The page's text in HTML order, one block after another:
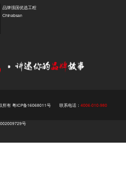
品牌强国优选工程
Chinabsan
所有 粤ICP备16068011号 联系电话： 4006-010-980
号